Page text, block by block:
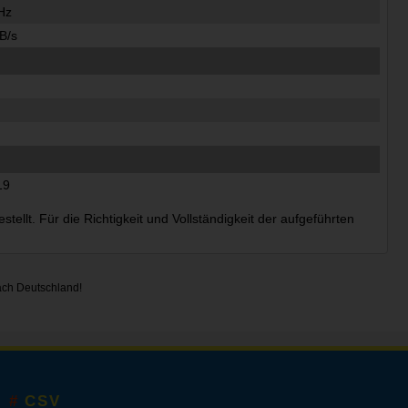
s
Für die Richtigkeit und Vollständigkeit der aufgeführten
Deutschland!
CSV